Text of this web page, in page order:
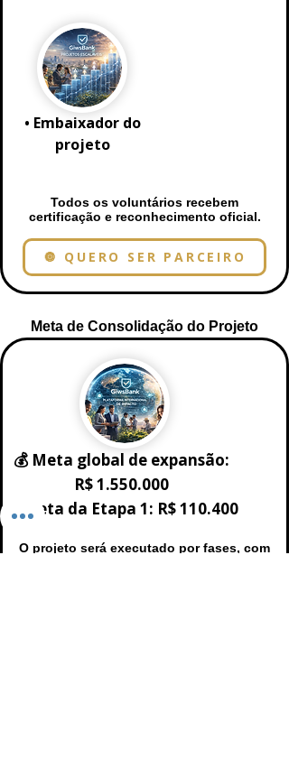
• Embaixador do
projeto
Todos os voluntários recebem
certificação e reconhecimento oficial.
🔘 QUERO SER PARCEIRO
Meta de Consolidação do Projeto
💰 Meta global de expansão:
R$1.550.000
💰 Meta da Etapa 1: R$ 110.400
O projeto será executado por fases, com